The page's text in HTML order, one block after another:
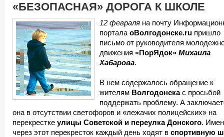
«БЕЗОПАСНАЯ» ДОРОГА К ШКОЛЕ
12 февраля на почту
портала оВолгодонске.ru пришло
письмо от руководителя
движения «ПорЯдок» Михаила
Хабарова.
В нем содержалось обращение к
жителям Волгодонскас просьбой
поддержать проблему. А
она в отсутствии светофоров и «лежачих полицейских» на
перекрестке улицы Советской и переулка Донского.
через этот перекресток каждый день ходят в спортивную